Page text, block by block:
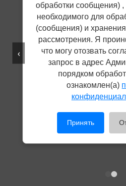
обработки сообщения) ,
необходимого для
(сообщения) и хранения
рассмотрения. Я
что могу отозвать
запрос в адрес
порядком
ознакомлен(а)
Принять
‹